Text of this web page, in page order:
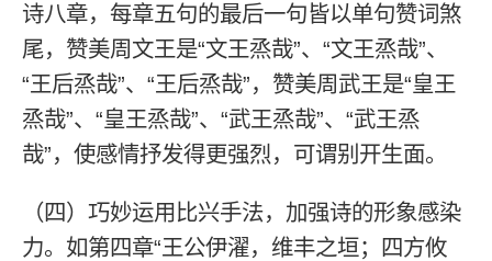
诗八章，每章五句的最后一句皆以单句赞词煞
尾，赞美周文王是“文王烝哉”、“文王烝哉”、
“王后烝哉”、“王后烝哉”，赞美周武王是“皇王
烝哉”、“皇王烝哉”、“武王烝哉”、“武王烝
哉”，使感情抒发得更强烈，可谓别开生面。
（四）巧妙运用比兴手法，加强诗的形象感染
力。如第四章“王公伊濯，维丰之垣；四方攸